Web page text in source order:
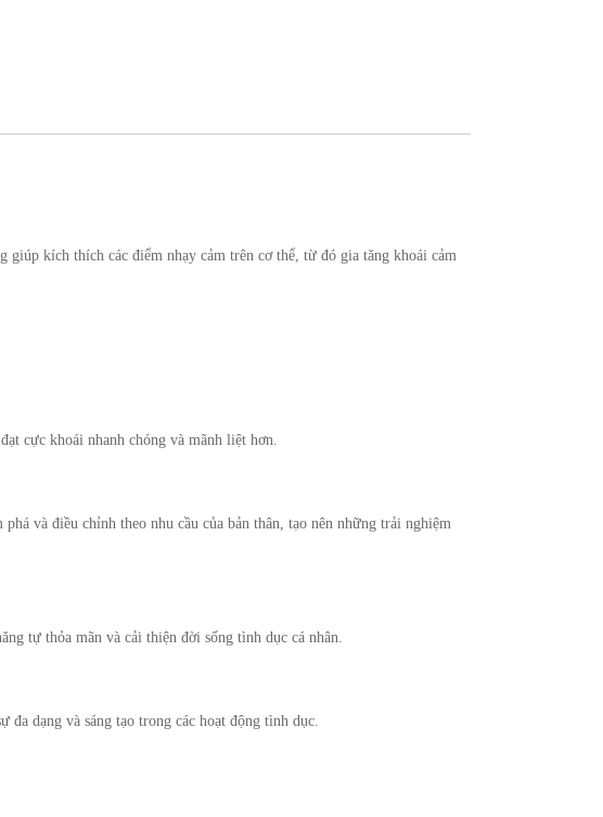
kích thích các điểm nhạy cảm trên cơ thể, từ đó gia tăng khoái cảm
cực khoái nhanh chóng và mãnh liệt hơn.
và điều chỉnh theo nhu cầu của bản thân, tạo nên những trải nghiệm
tự thỏa mãn và cải thiện đời sống tình dục cá nhân.
dạng và sáng tạo trong các hoạt động tình dục.